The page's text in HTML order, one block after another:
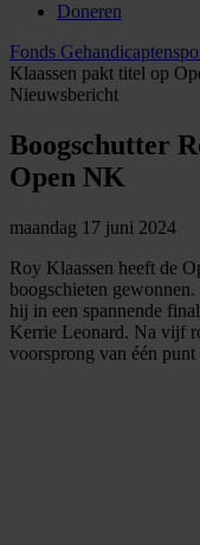
Doneren
Fonds
Klaassen pakt titel op
Nieuwsbericht
Boogschutter
Open NK
maandag 17 juni 2024
Roy Klaassen heeft de
boogschieten
hij in een spannende
Kerrie Leonard. Na vijf
voorsprong van één punt